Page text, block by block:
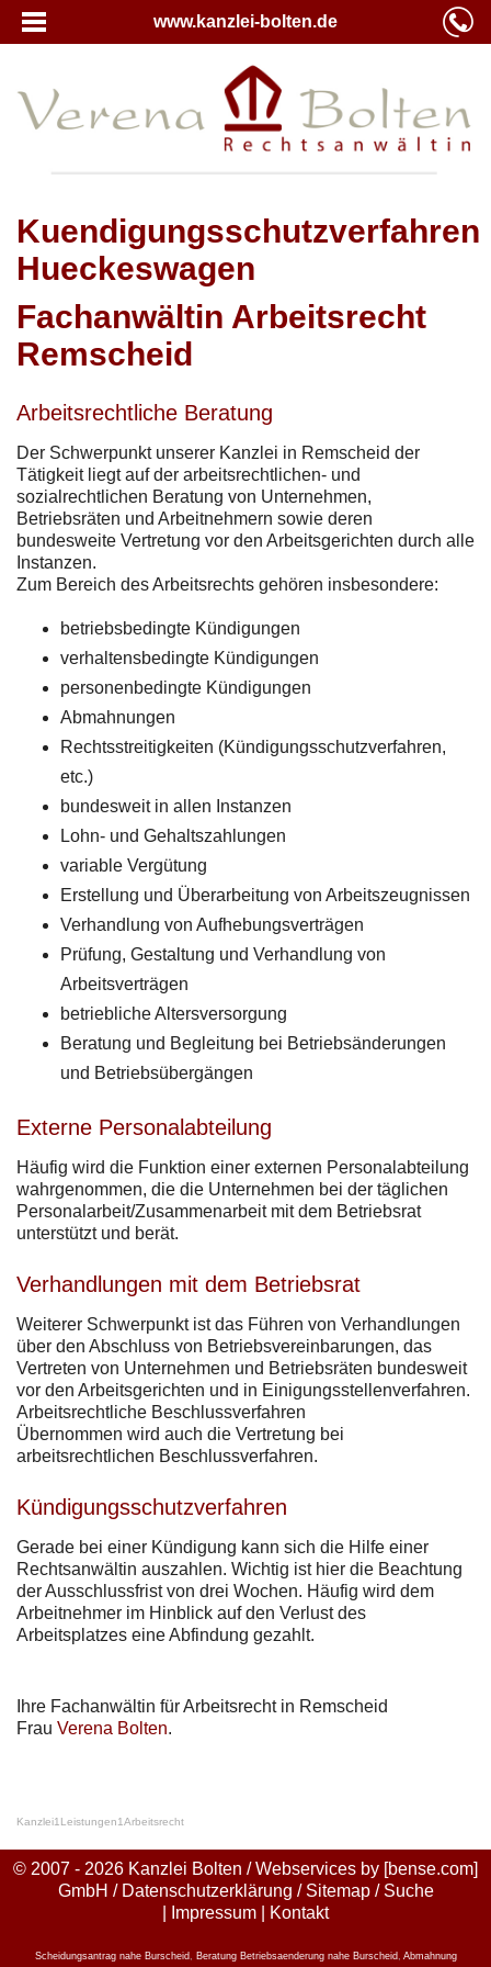
www.kanzlei-bolten.de
Kuendigungsschutzverfahren
Hueckeswagen
Fachanwältin Arbeitsrecht
Remscheid
Arbeitsrechtliche Beratung
Der Schwerpunkt unserer Kanzlei in Remscheid der
Tätigkeit liegt auf der arbeitsrechtlichen- und
sozialrechtlichen Beratung von Unternehmen,
Betriebsräten und Arbeitnehmern sowie deren
bundesweite Vertretung vor den Arbeitsgerichten durch alle
Instanzen.
Zum Bereich des Arbeitsrechts gehören insbesondere:
betriebsbedingte Kündigungen
verhaltensbedingte Kündigungen
personenbedingte Kündigungen
Abmahnungen
Rechtsstreitigkeiten (Kündigungsschutzverfahren,
etc.)
bundesweit in allen Instanzen
Lohn- und Gehaltszahlungen
variable Vergütung
Erstellung und Überarbeitung von Arbeitszeugnissen
Verhandlung von Aufhebungsverträgen
Prüfung, Gestaltung und Verhandlung von
Arbeitsverträgen
betriebliche Altersversorgung
Beratung und Begleitung bei Betriebsänderungen
und Betriebsübergängen
Externe Personalabteilung
Häufig wird die Funktion einer externen Personalabteilung
wahrgenommen, die die Unternehmen bei der täglichen
Personalarbeit/Zusammenarbeit mit dem Betriebsrat
unterstützt und berät.
Verhandlungen mit dem Betriebsrat
Weiterer Schwerpunkt ist das Führen von Verhandlungen
über den Abschluss von Betriebsvereinbarungen, das
Vertreten von Unternehmen und Betriebsräten bundesweit
vor den Arbeitsgerichten und in Einigungsstellenverfahren.
Arbeitsrechtliche Beschlussverfahren
Übernommen wird auch die Vertretung bei
arbeitsrechtlichen Beschlussverfahren.
Kündigungsschutzverfahren
Gerade bei einer Kündigung kann sich die Hilfe einer
Rechtsanwältin auszahlen. Wichtig ist hier die Beachtung
der Ausschlussfrist von drei Wochen. Häufig wird dem
Arbeitnehmer im Hinblick auf den Verlust des
Arbeitsplatzes eine Abfindung gezahlt.
Ihre Fachanwältin für Arbeitsrecht in Remscheid
Frau Verena Bolten.
Kanzlei1 Leistungen1Arbeitsrecht
© 2007 - 2026 Kanzlei Bolten / Webservices by [bense.com]
GmbH / Datenschutzerklärung / Sitemap/ Suche
Impressum Kontakt
Scheidungsantrag nahe Burscheid Beratung Betriebsaenderung nahe Burscheid Abmahnung